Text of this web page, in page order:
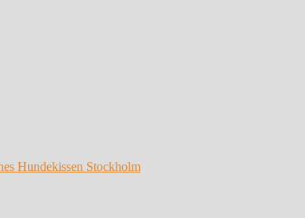
Hundekissen Stockholm